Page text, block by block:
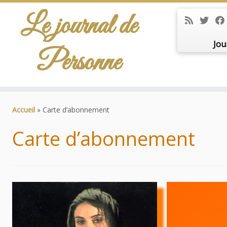
Le journal de
Personne
Accueil » Carte d’abonnement
Carte d’abonnement